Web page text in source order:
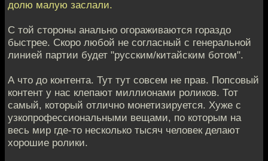
долю малую заслали.
С той стороны анально огораживаются гораздо
быстрее. Скоро любой не согласный с генеральной
линией партии будет "русским/китайским ботом".
А что до контента. Тут тут совсем не прав. Попсовый
контент у нас клепают миллионами роликов. Тот
самый, который отлично монетизируется. Хуже с
узкопрофессиональными вещами, по которым на
весь мир где-то несколько тысяч человек делают
хорошие ролики.